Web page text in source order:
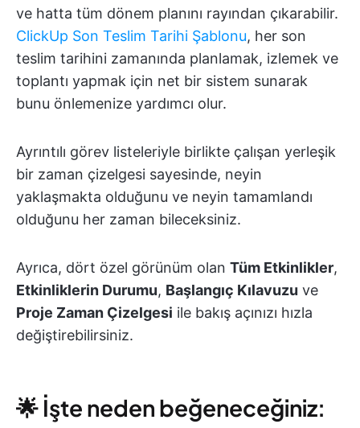
ve hatta tüm dönem planını rayından çıkarabilir.
ClickUp Son Teslim Tarihi Şablonu, her son
teslim tarihini zamanında planlamak, izlemek ve
toplantı yapmak için net bir sistem sunarak
bunu önlemenize yardımcı olur.
Ayrıntılı görev listeleriyle birlikte çalışan yerleşik
bir zaman çizelgesi sayesinde, neyin
yaklaşmakta olduğunu ve neyin tamamlandı
olduğunu her zaman bileceksiniz.
Ayrıca, dört özel görünüm olan Tüm Etkinlikler,
Etkinliklerin Durumu, Başlangıç Kılavuzu ve
Proje Zaman Çizelgesi ile bakış açınızı hızla
değiştirebilirsiniz.
🌟 İşte neden beğeneceğiniz: